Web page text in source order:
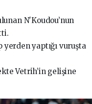
N'Koudou’nun
yaptığı vuruşta
Vetrih’in gelişine